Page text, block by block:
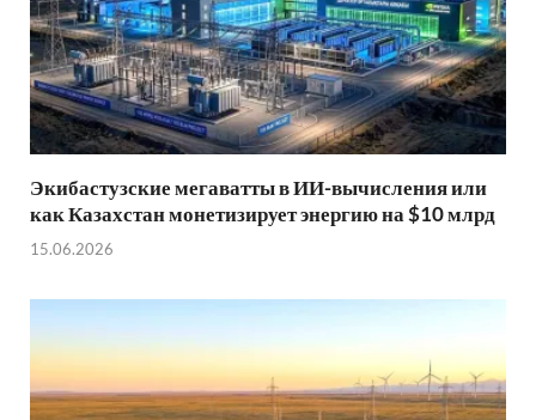
Экибастузские мегаватты в ИИ-вычисления или
как Казахстан монетизирует энергию на $10 млрд
15.06.2026